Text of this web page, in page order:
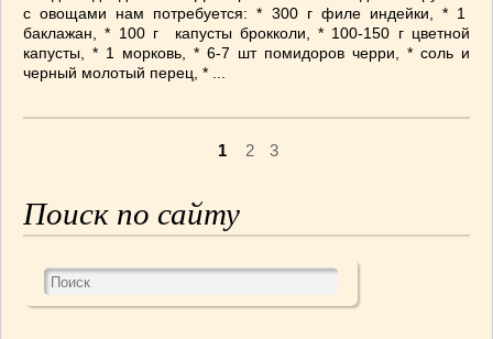
с овощами нам потребуется: * 300 г филе индейки, * 1
баклажан, * 100 г капусты брокколи, * 100-150 г цветной
капусты, * 1 морковь, * 6-7 шт помидоров черри, * соль и
черный молотый перец, * ...
1 2 3
Поиск по сайту